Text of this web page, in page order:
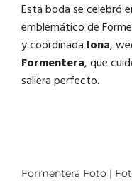
Esta boda se celebró
emblemático de
y coordinada Iona,
Formentera, que
saliera perfecto.
Formentera Foto |